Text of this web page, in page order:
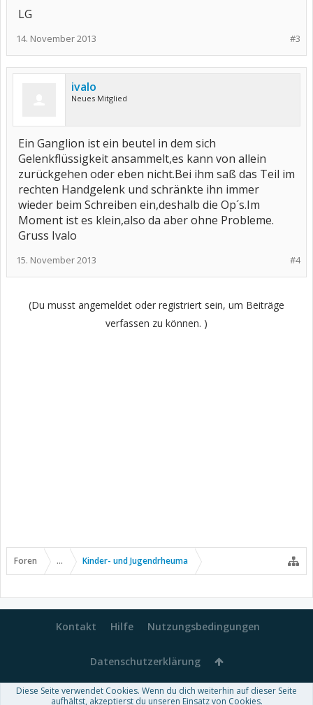
LG
#3
14. November 2013
ivalo
Neues Mitglied
Ein Ganglion ist ein beutel in dem sich
Gelenkflüssigkeit ansammelt,es kann von allein
zurückgehen oder eben nicht.Bei ihm saß das Teil im
rechten Handgelenk und schränkte ihn immer
wieder beim Schreiben ein,deshalb die Op´s.Im
Moment ist es klein,also da aber ohne Probleme.
Gruss Ivalo
#4
15. November 2013
(Du musst angemeldet oder registriert sein, um Beiträge
verfassen zu können. )
Foren ... Kinder- und Jugendrheuma
Kontakt Hilfe Nutzungsbedingungen
Datenschutzerklärung
Forum software by XenForo™-Deutsch von xenDach
Diese Seite verwendet Cookies. Wenn du dich weiterhin auf dieser Seite
aufhältst, akzeptierst du unseren Einsatz von Cookies.